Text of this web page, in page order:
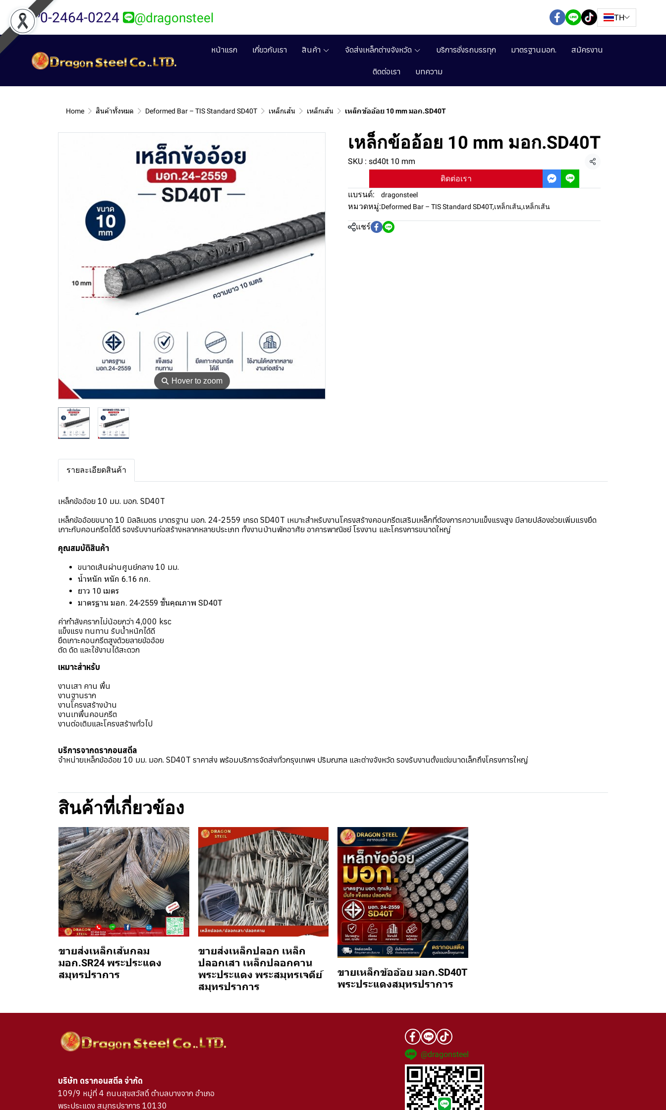
0-2464-0224 @dragonsteel TH
หน้าแรก เกี่ยวกับเรา สินค้า จัดส่งเหล็กต่างจังหวัด บริการชั่งรถบรรทุก มาตรฐานมอก. สมัครงาน
ติดต่อเรา บทความ
Home สินค้าทั้งหมด Deformed Bar – TIS Standard SD40T เหล็กเส้น เหล็กเส้น เหล็กข้ออ้อย 10 mm มอก.SD40T
⚲ Hover to zoom
เหล็กข้ออ้อย 10 mm มอก.SD40T
SKU : sd40t 10 mm
แชร์
ติดต่อเรา
แบรนด์:
dragonsteel
หมวดหมู่:Deformed Bar – TIS Standard SD40T,เหล็กเส้น,เหล็กเส้น
แชร์
รายละเอียดสินค้า
เหล็กข้ออ้อย 10 มม. มอก. SD40T
เหล็กข้ออ้อยขนาด 10 มิลลิเมตร มาตรฐาน มอก. 24-2559 เกรด SD40T เหมาะสำหรับงานโครงสร้างคอนกรีตเสริมเหล็กที่ต้องการความแข็งแรงสูง มีลายปล้องช่วยเพิ่มแรงยึด
เกาะกับคอนกรีตได้ดี รองรับงานก่อสร้างหลากหลายประเภท ทั้งงานบ้านพักอาศัย อาคารพาณิชย์ โรงงาน และโครงการขนาดใหญ่
คุณสมบัติสินค้า
ขนาดเส้นผ่านศูนย์กลาง 10 มม.
น้ำหนัก หนัก 6.16 กก.
ยาว 10 เมตร
มาตรฐาน มอก. 24-2559 ชั้นคุณภาพ SD40T
ค่ากำลังครากไม่น้อยกว่า 4,000 ksc
แข็งแรง ทนทาน รับน้ำหนักได้ดี
ยึดเกาะคอนกรีตสูงด้วยลายข้ออ้อย
ตัด ดัด และใช้งานได้สะดวก
เหมาะสำหรับ
งานเสา คาน พื้น
งานฐานราก
งานโครงสร้างบ้าน
งานเทพื้นคอนกรีต
งานต่อเติมและโครงสร้างทั่วไป
บริการจากดรากอนสตีล
จำหน่ายเหล็กข้ออ้อย 10 มม. มอก. SD40T ราคาส่ง พร้อมบริการจัดส่งทั่วกรุงเทพฯ ปริมณฑล และต่างจังหวัด รองรับงานตั้งแต่ขนาดเล็กถึงโครงการใหญ่
สินค้าที่เกี่ยวข้อง
ขายส่งเหล็กเส้นกลม
มอก.SR24 พระประแดง
สมุทรปราการ
ขายส่งเหล็กปลอก เหล็ก
ปลอกเสา เหล็กปลอกคาน
พระประแดง พระสมุทรเจดีย์
สมุทรปราการ
ขายเหล็กข้ออ้อย มอก.SD40T
พระประแดงสมุทรปราการ
บริษัท ดรากอนสตีล จำกัด
109/9 หมู่ที่ 4 ถนนสุขสวัสดิ์ ตำบลบางจาก อำเภอ
พระประแดง สมุทรปราการ 10130
@dragonsteel